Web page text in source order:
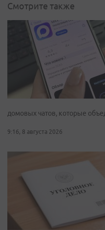
Смотрите также
домовых чатов, которые
9:16, 8 августа 2026